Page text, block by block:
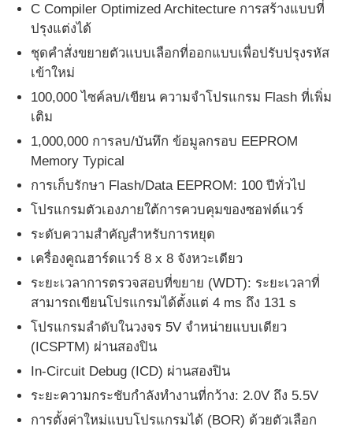
เกี่ยวกับเรา
ทัวร์โรงงาน
การควบคุมคุณภาพ
ติดต่อเรา
FPGA Field Programmable Gate Array ระบบการตั้งโป
หน่วยไมโครคอนโทรลเลอร์ MCU
ระบบบนชิป (SOC)
C Compiler Optimized Architecture การสร้างแบบที่
ปรุงแต่งได้
ชุดคําสั่งขยายตัวแบบเลือกที่ออกแบบเพื่อปรับปรุงรหัส
เข้าใหม่
100,000 ไซค์ลบ/เขียน ความจําโปรแกรม Flash ที่เพิ่ม
เติม
1,000,000 การลบ/บันทึก ข้อมูลกรอบ EEPROM
Memory Typical
การเก็บรักษา Flash/Data EEPROM: 100 ปีทั่วไป
โปรแกรมตัวเองภายใต้การควบคุมของซอฟต์แวร์
ระดับความสําคัญสําหรับการหยุด
เครื่องคูณฮาร์ดแวร์ 8 x 8 จังหวะเดียว
ระยะเวลาการตรวจสอบที่ขยาย (WDT): ระยะเวลาที่
สามารถเขียนโปรแกรมได้ตั้งแต่ 4 ms ถึง 131 s
โปรแกรมลําดับในวงจร 5V จําหน่ายแบบเดียว
(ICSPTM) ผ่านสองปิน
In-Circuit Debug (ICD) ผ่านสองปิน
ระยะความกระชับกําลังทํางานที่กว้าง: 2.0V ถึง 5.5V
การตั้งค่าใหม่แบบโปรแกรมได้ (BOR) ด้วยตัวเลือก